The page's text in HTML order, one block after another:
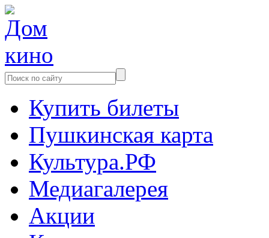
Купить билеты
Пушкинская карта
Культура.РФ
Медиагалерея
Акции